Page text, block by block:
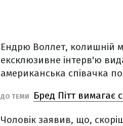
Ендрю Воллет, колишній
ексклюзивне інтерв'ю
американська співачка
ДО ТЕМИ Бред Пітт вимагає
Чоловік заявив, що,